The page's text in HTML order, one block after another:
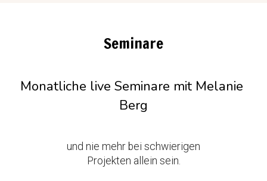
Seminare
Monatliche live Seminare mit Melanie
Berg
und nie mehr bei schwierigen
Projekten allein sein.